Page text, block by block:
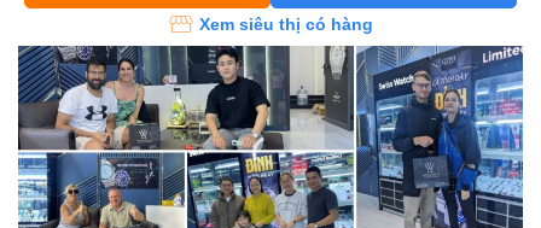
Xem siêu thị có hàng